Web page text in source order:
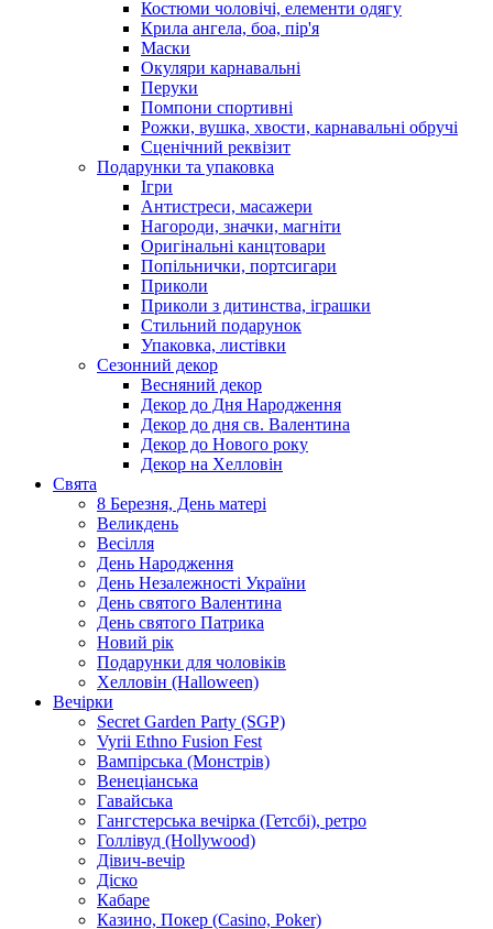
Костюми чоловічі, елементи одягу
Крила ангела, боа, пір'я
Маски
Окуляри карнавальні
Перуки
Помпони спортивні
Рожки, вушка, хвости, карнавальні обручі
Сценічний реквізит
Подарунки та упаковка
Ігри
Антистреси, масажери
Нагороди, значки, магніти
Оригінальні канцтовари
Попільнички, портсигари
Приколи
Приколи з дитинства, іграшки
Стильний подарунок
Упаковка, листівки
Сезонний декор
Весняний декор
Декор до Дня Народження
Декор до дня св. Валентина
Декор до Нового року
Декор на Хелловін
Свята
8 Березня, День матері
Великдень
Весілля
День Народження
День Незалежності України
День святого Валентина
День святого Патрика
Новий рік
Подарунки для чоловіків
Хелловін (Halloween)
Вечірки
Secret Garden Party (SGP)
Vyrii Ethno Fusion Fest
Вампірська (Монстрів)
Венеціанська
Гавайська
Гангстерська вечірка (Гетсбі), ретро
Голлівуд (Hollywood)
Дівич-вечір
Діско
Кабаре
Казино, Покер (Casino, Poker)